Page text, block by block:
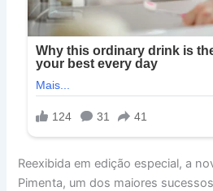
Reexibida em edição especial, a
Pimenta, um dos maiores